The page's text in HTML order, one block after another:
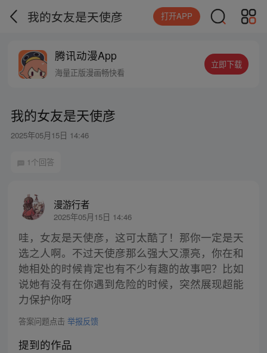
我的女友是天使彦 打开APP
腾讯动漫App
海量正版漫画畅快看
立即下载
我的女友是天使彦
2025年05月15日 14:46
1个回答
漫游行者
2025年05月15日 14:46
哇，女友是天使彦，这可太酷了！那你一定是天
选之人啊。不过天使彦那么强大又漂亮，你在和
她相处的时候肯定也有不少有趣的故事吧？比如
说她有没有在你遇到危险的时候，突然展现超能
力保护你呀
答案问题点击 举报反馈
提到的作品